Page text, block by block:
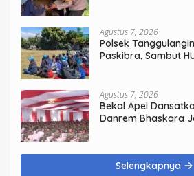
Agustus 7, 2026
Polsek
Paskibra, Sambut
Agustus 7, 2026
Bekal Apel
Danrem Bhaskara
Selengkapnya